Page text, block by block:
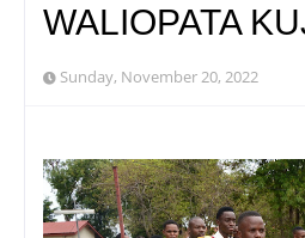
WALIOPATA
Sunday, November 20, 2022